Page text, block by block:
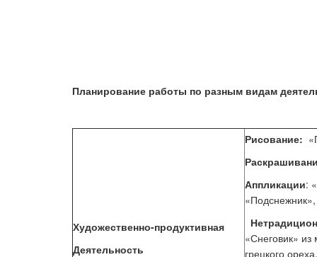
Планирование работы по разным видам
Художественно-продуктивная
Деятельность
Рисование:
Аппликации:
«Снеговик»
грецкого